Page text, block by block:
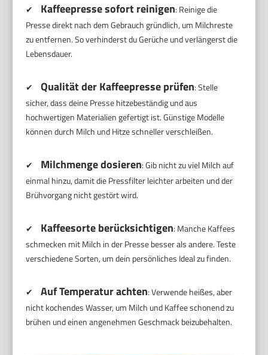
✔ Kaffeepresse sofort reinigen: Reinige die
Presse direkt nach dem Gebrauch gründlich, um Milchreste
zu entfernen. So verhinderst du Gerüche und verlängerst die
Lebensdauer.
✔ Qualität der Kaffeepresse prüfen: Stelle
sicher, dass deine Presse hitzebeständig und aus
hochwertigen Materialien gefertigt ist. Günstige Modelle
können durch Milch und Hitze schneller verschleißen.
✔ Milchmenge dosieren: Gib nicht zu viel Milch auf
einmal hinzu, damit die Pressfilter leichter arbeiten und der
Brühvorgang nicht gestört wird.
✔ Kaffeesorte berücksichtigen: Manche Kaffees
schmecken mit Milch in der Presse besser als andere. Teste
verschiedene Sorten, um dein persönliches Ideal zu finden.
✔ Auf Temperatur achten: Verwende heißes, aber
nicht kochendes Wasser, um Milch und Kaffee schonend zu
brühen und einen angenehmen Geschmack beizubehalten.